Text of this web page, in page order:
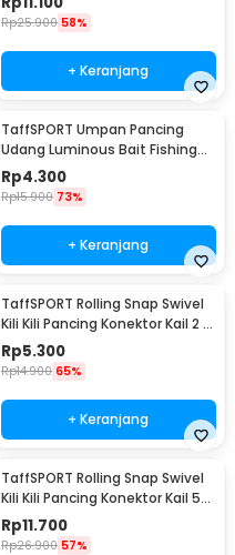
Rp25.900 58%
+ Keranjang
TaffSPORT Umpan Pancing
Udang Luminous Bait Fishing
Lure 8cm
Rp4.300
Rp15.900 73%
+ Keranjang
TaffSPORT Rolling Snap Swivel
Kili Kili Pancing Konektor Kail 2 8
PCS - S20
Rp5.300
Rp14.900 65%
+ Keranjang
TaffSPORT Rolling Snap Swivel
Kili Kili Pancing Konektor Kail 50
PCS Size 12 - MRH10
Rp11.700
Rp26.900 57%